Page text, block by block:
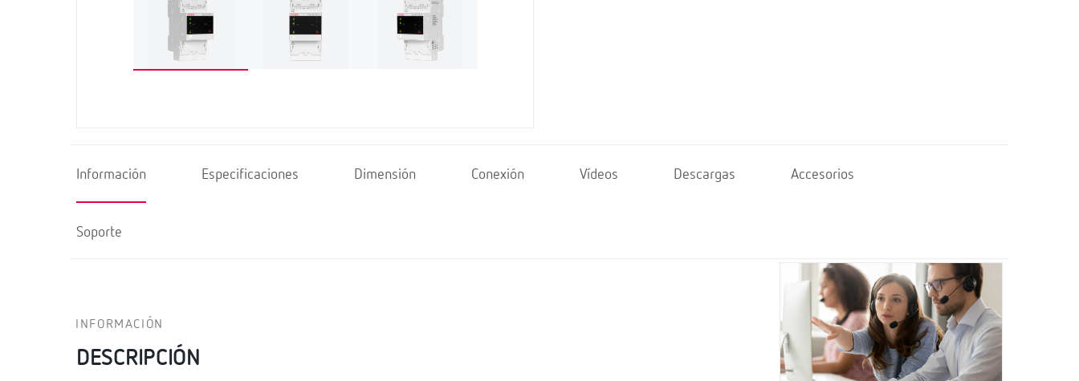
Información Especificaciones Dimensión Conexión Vídeos Descargas Accesorios
Soporte
INFORMACIÓN
DESCRIPCIÓN